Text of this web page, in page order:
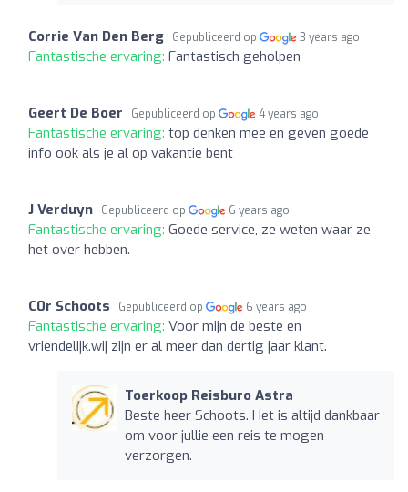
Corrie Van Den Berg Gepubliceerd op 3 years ago
Fantastische ervaring: Fantastisch geholpen
Geert De Boer Gepubliceerd op 4 years ago
Fantastische ervaring: top denken mee en geven goede
info ook als je al op vakantie bent
J Verduyn Gepubliceerd op 6 years ago
Fantastische ervaring: Goede service, ze weten waar ze
het over hebben.
C0r Schoots Gepubliceerd op 6 years ago
Fantastische ervaring: Voor mijn de beste en
vriendelijk.wij zijn er al meer dan dertig jaar klant.
Toerkoop Reisburo Astra
Beste heer Schoots. Het is altijd dankbaar
om voor jullie een reis te mogen
verzorgen.